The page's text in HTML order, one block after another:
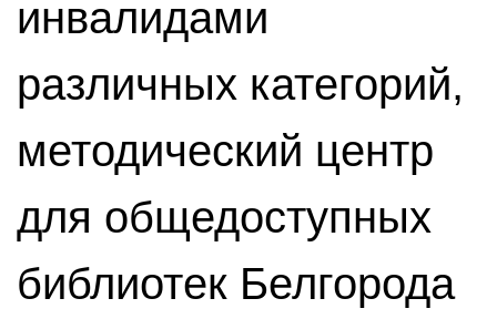
инвалидами
различных категорий,
методический центр
для общедоступных
библиотек Белгорода